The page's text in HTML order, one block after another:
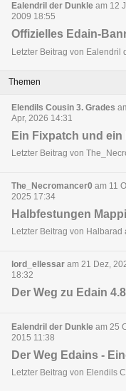
Ealendril der Dunkle am 12
2009 18:55
Offizielles Edain-
Letzter Beitrag von Ealendril
Themen
Elendils Cousin 3. Grades
Apr, 2026 14:31
Ein Fixpatch und
Letzter Beitrag von
The_Necromancer0 am 11
2025 17:34
Halbfestungen
Letzter Beitrag von
lord_ellessar am 21 Dez,
18:32
Der Weg zu Edain
Ealendril der Dunkle am 25
2015 11:38
Der Weg Edains -
Letzter Beitrag von Elendils